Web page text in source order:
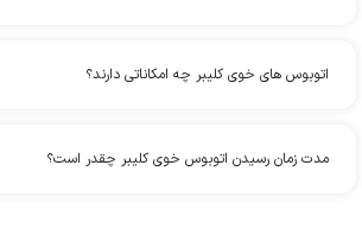
اتوبوس های خوی کلیبر چه امکاناتی دارند؟
مدت زمان رسیدن اتوبوس خوی کلیبر چقدر است؟